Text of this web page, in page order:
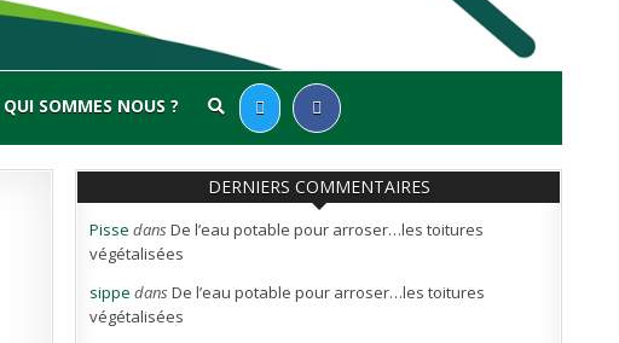
QUI SOMMES NOUS ?
DERNIERS COMMENTAIRES
Pisse dansDe l’eau potable pour arroser…les toitures
végétalisées
sippe dansDe l’eau potable pour arroser…les toitures
végétalisées